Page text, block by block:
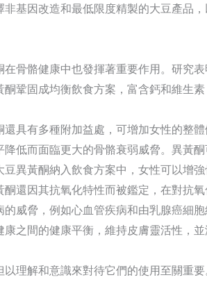
基因改造和最低限度精製的大豆產品
骨骼健康中也發揮著重要作用。研究
鞏固成均衡飲食方案，富含鈣和維生
具有多種附加益處，可增加女性的整
低而面臨更大的骨骼衰弱威脅。異黃
異黃酮納入飲食方案中，女性可以增
還因其抗氧化特性而被鑑定，在對抗
威脅，例如心血管疾病和由乳腺癌細
之間的健康平衡，維持皮膚靈活性，並
理解和意識來對待它們的使用至關重